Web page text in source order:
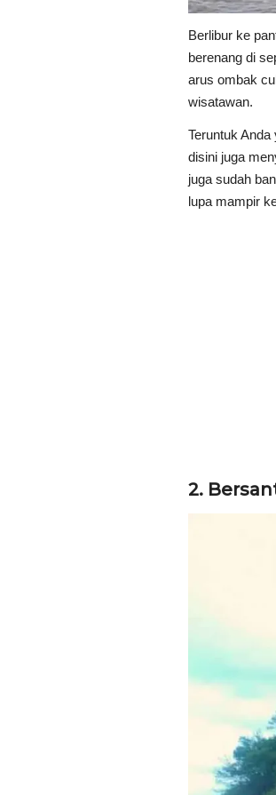
Berlibur ke
berenang di
arus ombak
wisatawan.
Teruntuk
disini juga
juga sudah
lupa mampir
2.